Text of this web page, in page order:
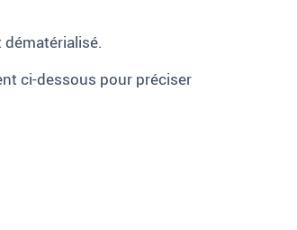
ci-dessous pour préciser